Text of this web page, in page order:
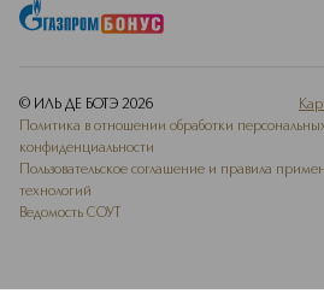
© ИЛЬ ДЕ БОТЭ 2026
Политика в отношении обработки
конфиденциальности
Пользовательское соглашение и правила
технологий
Ведомость СОУТ